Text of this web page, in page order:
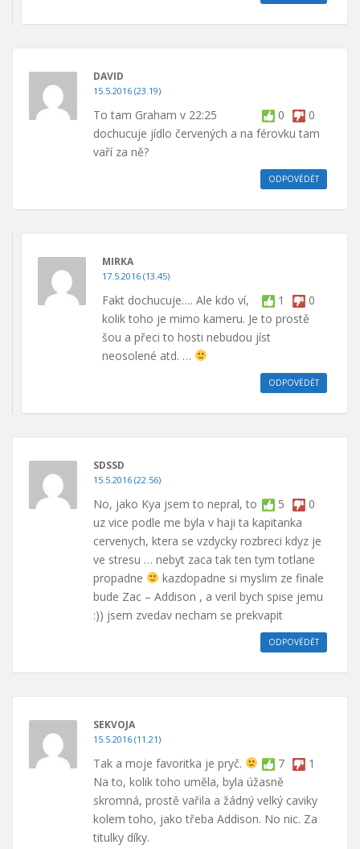
DAVID
15.5.2016 (23.19)
0 0
To tam Graham v 22:25
dochucuje jídlo červených a na férovku tam
vaří za ně?
ODPOVĚDĚT
MIRKA
17.5.2016 (13.45)
1 0
Fakt dochucuje…. Ale kdo ví,
kolik toho je mimo kameru. Je to prostě
šou a přeci to hosti nebudou jíst
neosolené atd. …
ODPOVĚDĚT
SDSSD
15.5.2016 (22.56)
5 0
No, jako Kya jsem to nepral, to
uz vice podle me byla v haji ta kapitanka
cervenych, ktera se vzdycky rozbreci kdyz je
ve stresu … nebyt zaca tak ten tym totlane
propadne
kazdopadne si myslim ze finale
bude Zac – Addison , a veril bych spise jemu
:)) jsem zvedav necham se prekvapit
ODPOVĚDĚT
SEKVOJA
15.5.2016 (11.21)
7 1
Tak a moje favoritka je pryč.
Na to, kolik toho uměla, byla úžasně
skromná, prostě vařila a žádný velký caviky
kolem toho, jako třeba Addison. No nic. Za
titulky díky.